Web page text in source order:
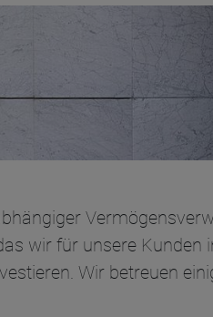
wir für unsere Kunden
Wir betreuen